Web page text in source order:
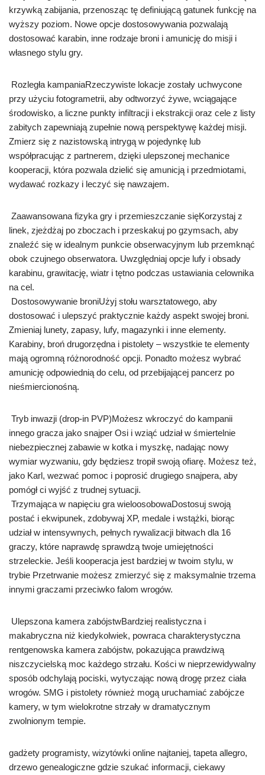
krzywką zabijania, przenosząc tę definiującą gatunek funkcję na
wyższy poziom. Nowe opcje dostosowywania pozwalają
dostosować karabin, inne rodzaje broni i amunicję do misji i
własnego stylu gry.
Rozległa kampaniaRzeczywiste lokacje zostały uchwycone
przy użyciu fotogrametrii, aby odtworzyć żywe, wciągające
środowisko, a liczne punkty infiltracji i ekstrakcji oraz cele z listy
zabitych zapewniają zupełnie nową perspektywę każdej misji.
Zmierz się z nazistowską intrygą w pojedynkę lub
współpracując z partnerem, dzięki ulepszonej mechanice
kooperacji, która pozwala dzielić się amunicją i przedmiotami,
wydawać rozkazy i leczyć się nawzajem.
Zaawansowana fizyka gry i przemieszczanie sięKorzystaj z
linek, zjeżdżaj po zboczach i przeskakuj po gzymsach, aby
znaleźć się w idealnym punkcie obserwacyjnym lub przemknąć
obok czujnego obserwatora. Uwzględniaj opcje lufy i obsady
karabinu, grawitację, wiatr i tętno podczas ustawiania celownika
na cel.
Dostosowywanie broniUżyj stołu warsztatowego, aby
dostosować i ulepszyć praktycznie każdy aspekt swojej broni.
Zmieniaj lunety, zapasy, lufy, magazynki i inne elementy.
Karabiny, broń drugorzędna i pistolety – wszystkie te elementy
mają ogromną różnorodność opcji. Ponadto możesz wybrać
amunicję odpowiednią do celu, od przebijającej pancerz po
nieśmiercionośną.
Tryb inwazji (drop-in PVP)Możesz wkroczyć do kampanii
innego gracza jako snajper Osi i wziąć udział w śmiertelnie
niebezpiecznej zabawie w kotka i myszkę, nadając nowy
wymiar wyzwaniu, gdy będziesz tropił swoją ofiarę. Możesz też,
jako Karl, wezwać pomoc i poprosić drugiego snajpera, aby
pomógł ci wyjść z trudnej sytuacji.
Trzymająca w napięciu gra wieloosobowaDostosuj swoją
postać i ekwipunek, zdobywaj XP, medale i wstążki, biorąc
udział w intensywnych, pełnych rywalizacji bitwach dla 16
graczy, które naprawdę sprawdzą twoje umiejętności
strzeleckie. Jeśli kooperacja jest bardziej w twoim stylu, w
trybie Przetrwanie możesz zmierzyć się z maksymalnie trzema
innymi graczami przeciwko falom wrogów.
Ulepszona kamera zabójstwBardziej realistyczna i
makabryczna niż kiedykolwiek, powraca charakterystyczna
rentgenowska kamera zabójstw, pokazująca prawdziwą
niszczycielską moc każdego strzału. Kości w nieprzewidywalny
sposób odchylają pociski, wytyczając nową drogę przez ciała
wrogów. SMG i pistolety również mogą uruchamiać zabójcze
kamery, w tym wielokrotne strzały w dramatycznym
zwolnionym tempie.
gadżety programisty, wizytówki online najtaniej, tapeta allegro,
drzewo genealogiczne gdzie szukać informacji, ciekawy